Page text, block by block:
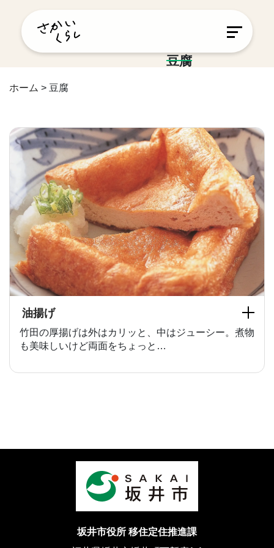
豆腐
ホーム > 豆腐
油揚げ
竹田の厚揚げは外はカリッと、中はジューシー。煮物
も美味しいけど両面をちょっと…
坂井市役所 移住定住推進課